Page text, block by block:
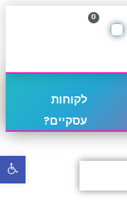
0
לקוחות
עסקיים?
פתח